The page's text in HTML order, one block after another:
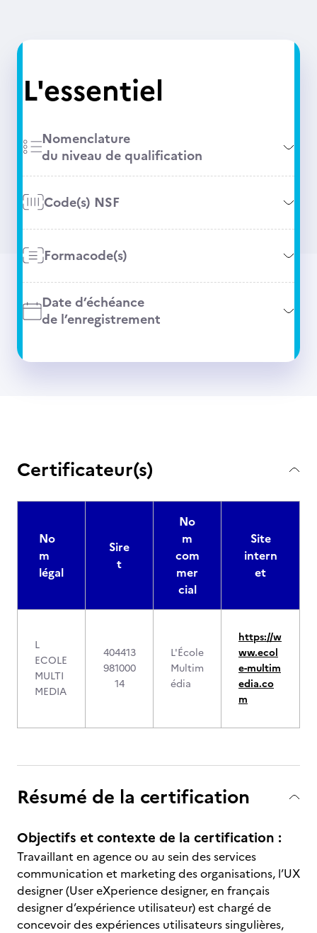
L'essentiel
Nomenclature
du niveau de qualification
Code(s) NSF
Formacode(s)
Date d’échéance
de l’enregistrement
Certificateur(s)
No
m
légal
Sire
t
No
m
com
mer
cial
Site
intern
et
L
ECOLE
MULTI
MEDIA
404413
981000
14
L'École
Multim
édia
https://w
ww.ecol
e-multim
edia.co
m
Résumé de la certification
Objectifs et contexte de la certification :
Travaillant en agence ou au sein des services
communication et marketing des organisations, l’UX
designer (User eXperience designer, en français
designer d’expérience utilisateur) est chargé de
concevoir des expériences utilisateurs singulières,